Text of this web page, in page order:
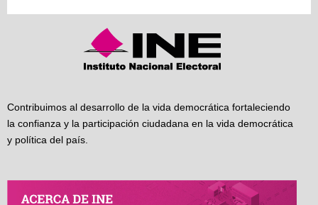
Contribuimos al desarrollo de la vida democrática fortaleciendo
la confianza y la participación ciudadana en la vida democrática
y política del país.